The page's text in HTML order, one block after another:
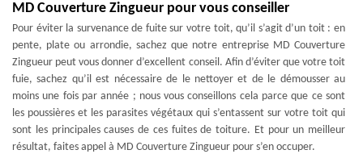
MD Couverture Zingueur pour vous conseiller
Pour éviter la survenance de fuite sur votre toit, qu’il s’agit d’un toit : en
pente, plate ou arrondie, sachez que notre entreprise MD Couverture
Zingueur peut vous donner d’excellent conseil. Afin d’éviter que votre toit
fuie, sachez qu’il est nécessaire de le nettoyer et de le démousser au
moins une fois par année ; nous vous conseillons cela parce que ce sont
les poussières et les parasites végétaux qui s’entassent sur votre toit qui
sont les principales causes de ces fuites de toiture. Et pour un meilleur
résultat, faites appel à MD Couverture Zingueur pour s’en occuper.